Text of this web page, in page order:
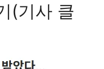
(기사 클